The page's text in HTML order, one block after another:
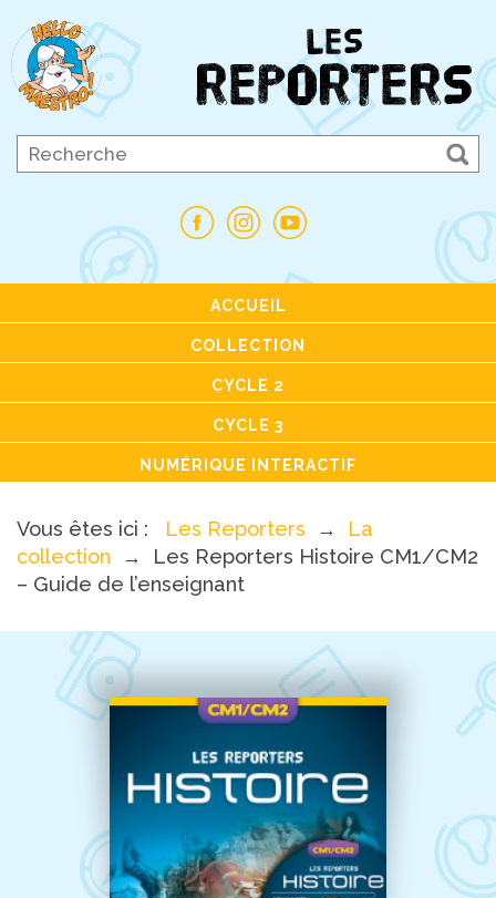
ACCUEIL
COLLECTION
CYCLE 2
CYCLE 3
NUMÉRIQUE INTERACTIF
Vous êtes ici : Les Reporters →
La
collection
→
Les Reporters Histoire CM1/CM2
– Guide de l’enseignant